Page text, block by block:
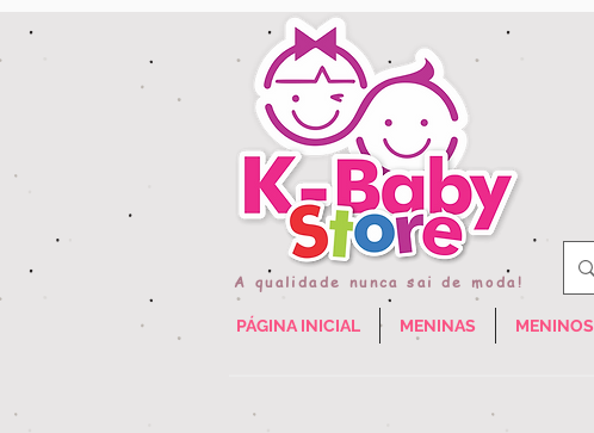
A qualidade nunca sai de moda!
PÁGINA INICIAL MENINAS MENINOS